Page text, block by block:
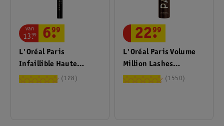
L'Oréal Paris
Infaillible Haute
Precision 10 Noir Silk
van
13.
99 6.
99
128
L'Oréal Paris Volume
Million Lashes
Panoramic Chromatic
22.
99
1550